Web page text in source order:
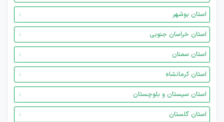
استان بوشهر
استان خراسان جنوبی
استان سمنان
استان کرمانشاه
استان سیستان و بلوچستان
استان گلستان